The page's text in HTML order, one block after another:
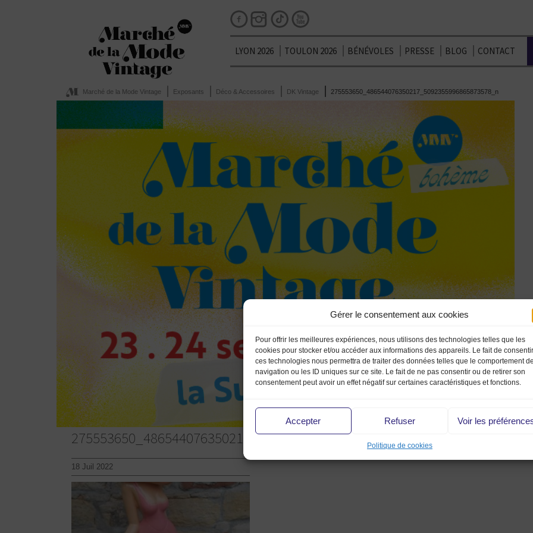
Gérer le consentement aux cookies
Pour offrir les meilleures expériences, nous utilisons des technologies telles que les
cookies pour stocker et/ou accéder aux informations des appareils. Le fait de
ces technologies nous permettra de traiter des données telles que le comportement de
navigation ou les ID uniques sur ce site. Le fait de ne pas consentir ou de retirer son
consentement peut avoir un effet négatif sur certaines caractéristiques et fonctions.
Accepter Refuser Voir les
Politique de cookies
LYON 2026 TOULON 2026 BÉNÉVOLES PRESSE BLOG CONTACT
Marché de la Mode Vintage Exposants Déco & Accessoires DK Vintage 275553650_486544076350217_5092355996865873578_n
275553650_486544076350217_5092355996865873578_n
18 Juil 2022